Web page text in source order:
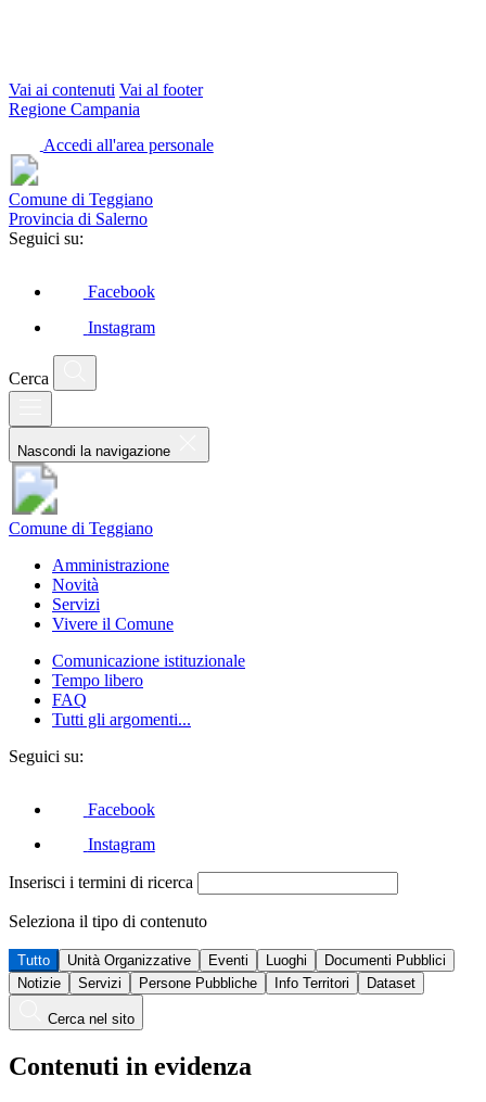
Vai ai contenuti Vai al footer
Regione Campania
Accedi all'area personale
Comune di Teggiano
Provincia di Salerno
Seguici su:
Facebook
Instagram
Cerca
Nascondi la navigazione
Comune di Teggiano
Amministrazione
Novità
Servizi
Vivere il Comune
Comunicazione istituzionale
Tempo libero
FAQ
Tutti gli argomenti...
Seguici su:
Facebook
Instagram
Inserisci i termini di ricerca
Seleziona il tipo di contenuto
Tutto Unità Organizzative Eventi Luoghi
Documenti Pubblici
Notizie
Servizi Persone Pubbliche Info Territori Dataset
Cerca nel sito
Contenuti in evidenza